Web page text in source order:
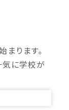
ります。
気に学校が